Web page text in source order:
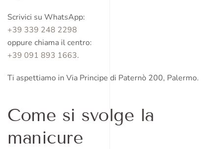
Scrivici su WhatsApp:
+39 339 248 2298
oppure chiama il centro:
+39 091 893 1663.
Ti aspettiamo in Via Principe di Paternò 200, Palermo.
Come si svolge la
manicure